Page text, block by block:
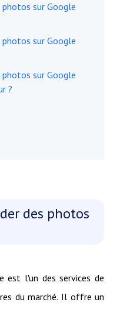
photos sur Google
photos sur Google
photos sur Google
?
des photos
est l'un des services de
du marché. Il offre un